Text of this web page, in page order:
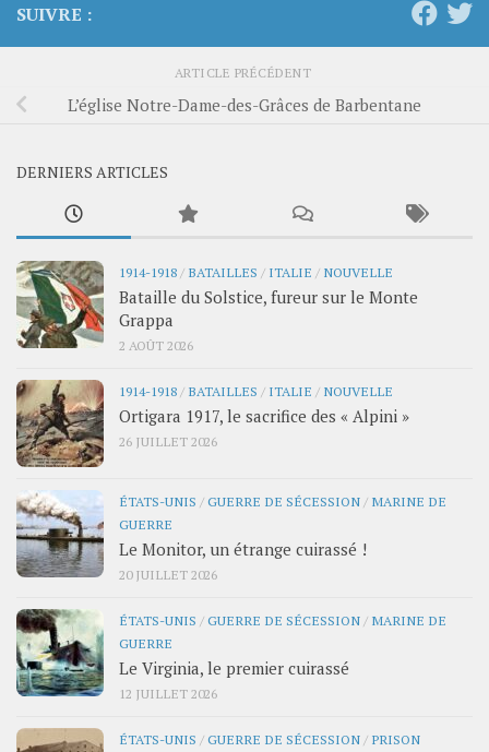
SUIVRE :
ARTICLE PRÉCÉDENT
L’église Notre-Dame-des-Grâces de Barbentane
DERNIERS ARTICLES
1914-1918 / BATAILLES / ITALIE / NOUVELLE
Bataille du Solstice, fureur sur le Monte
Grappa
2 AOÛT 2026
1914-1918 / BATAILLES / ITALIE / NOUVELLE
Ortigara 1917, le sacrifice des « Alpini »
26 JUILLET 2026
ÉTATS-UNIS /GUERRE DE SÉCESSION / MARINE DE
GUERRE
Le Monitor, un étrange cuirassé !
20 JUILLET 2026
ÉTATS-UNIS /GUERRE DE SÉCESSION / MARINE DE
GUERRE
Le Virginia, le premier cuirassé
12 JUILLET 2026
ÉTATS-UNIS /GUERRE DE SÉCESSION / PRISON